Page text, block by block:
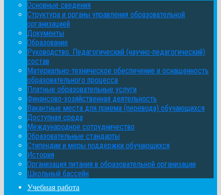
Основные сведения
Структура и органы управления образовательной
организацией
Документы
Образование
Руководство. Педагогический (научно-педагогический)
состав
Материально-техническое обеспечение и оснащенность
образовательного процесса
Платные образовательные услуги
Финансово-хозяйственная деятельность
Вакантные места для приема (перевода) обучающихся
Доступная среда
Международное сотрудничество
Образовательные стандарты
Стипендии и меры поддержки обучающихся
История
Организация питания в образовательной организации
Школьный бассейн
Учебная работа